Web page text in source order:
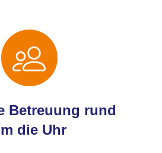
Betreuung rund
die Uhr